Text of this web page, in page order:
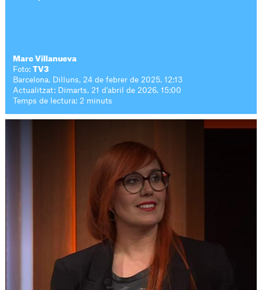
Marc Villanueva
Foto:TV3
Barcelona. Dilluns, 24 de febrer de 2025. 12:13
Actualitzat: Dimarts, 21 d'abril de 2026. 15:00
Temps de lectura: 2 minuts